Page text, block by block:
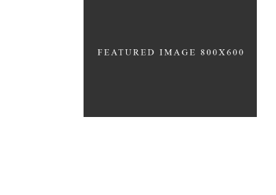
COLOSSAL